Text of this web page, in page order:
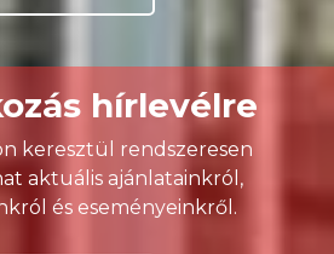
hírlevélre
keresztül rendszeresen
aktuális ajánlatainkról,
és eseményeinkről.